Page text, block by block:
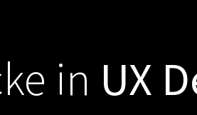
in UX